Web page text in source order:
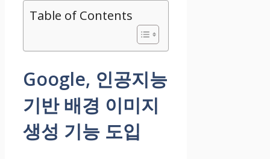
Table of Contents
Google, 인공지능
기반 배경 이미지
생성 기능 도입